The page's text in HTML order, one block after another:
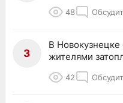
48
3
В Новокузнецке
жителями
42